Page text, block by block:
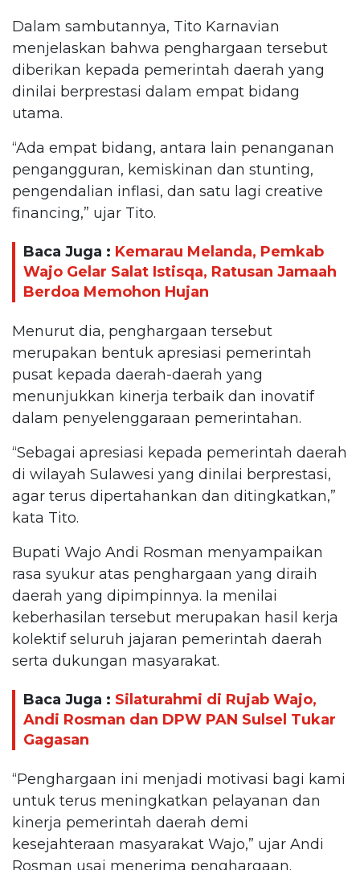
Dalam sambutannya, Tito Karnavian
menjelaskan bahwa penghargaan tersebut
diberikan kepada pemerintah daerah yang
dinilai berprestasi dalam empat bidang
utama.
“Ada empat bidang, antara lain penanganan
pengangguran, kemiskinan dan stunting,
pengendalian inflasi, dan satu lagi creative
financing,” ujar Tito.
Baca Juga : Kemarau Melanda, Pemkab
Wajo Gelar Salat Istisqa, Ratusan Jamaah
Berdoa Memohon Hujan
Menurut dia, penghargaan tersebut
merupakan bentuk apresiasi pemerintah
pusat kepada daerah-daerah yang
menunjukkan kinerja terbaik dan inovatif
dalam penyelenggaraan pemerintahan.
“Sebagai apresiasi kepada pemerintah daerah
di wilayah Sulawesi yang dinilai berprestasi,
agar terus dipertahankan dan ditingkatkan,”
kata Tito.
Bupati Wajo Andi Rosman menyampaikan
rasa syukur atas penghargaan yang diraih
daerah yang dipimpinnya. Ia menilai
keberhasilan tersebut merupakan hasil kerja
kolektif seluruh jajaran pemerintah daerah
serta dukungan masyarakat.
Baca Juga : Silaturahmi di Rujab Wajo,
Andi Rosman dan DPW PAN Sulsel Tukar
Gagasan
“Penghargaan ini menjadi motivasi bagi kami
untuk terus meningkatkan pelayanan dan
kinerja pemerintah daerah demi
kesejahteraan masyarakat Wajo,” ujar Andi
Rosman usai menerima penghargaan.